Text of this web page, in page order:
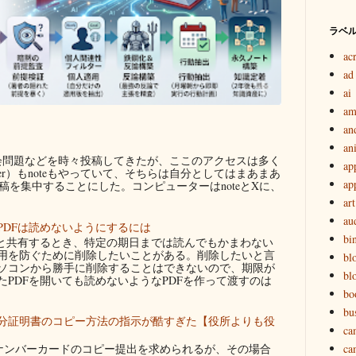
題などを時々投稿してきたが、ここのアクセスは多く
もnoteもやっていて、そちらは自分としてはまあまあ
集中することにした。コンピューターはnoteとXに、
は読めないようにするには
共有するとき、特定の期日までは読んでもかまわない
を防ぐために削除したいことがある。削除したいと言
コンから勝手に削除することはできないので、期限が
PDFを開いても読めないようなPDFを作って渡すのは
証明書のコピー方法の指示が酷すぎた【役所よりも役
バーカードのコピー提出を求められるが、その場合
ラベ
ad
ai
art